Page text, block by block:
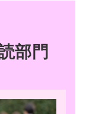
部門